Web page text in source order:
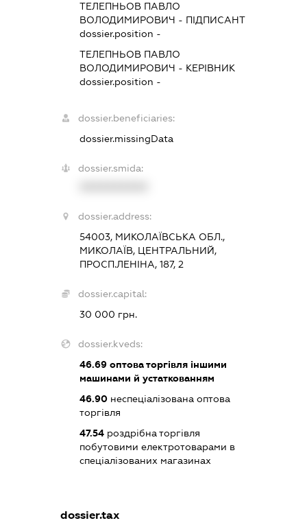
ТЕЛЕПНЬОВ ПАВЛО
ВОЛОДИМИРОВИЧ - ПІДПИСАНТ
dossier.position -
ТЕЛЕПНЬОВ ПАВЛО
ВОЛОДИМИРОВИЧ - КЕРІВНИК
dossier.position -
dossier.beneficiaries:
dossier.missingData
dossier.smida:
dossier.address:
54003, МИКОЛАЇВСЬКА ОБЛ.,
МИКОЛАЇВ, ЦЕНТРАЛЬНИЙ,
ПРОСП.ЛЕНІНА, 187, 2
dossier.capital:
30 000 грн.
dossier.kveds:
46.69 оптова торгівля іншими
машинами й устаткованням
46.90 неспеціалізована оптова
торгівля
47.54 роздрібна торгівля
побутовими електротоварами в
спеціалізованих магазинах
dossier.tax